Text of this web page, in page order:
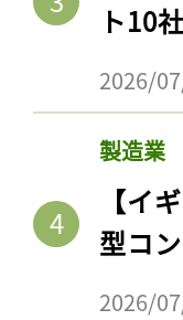
ト10
2026/
製造業
【イ
型コ
2026/